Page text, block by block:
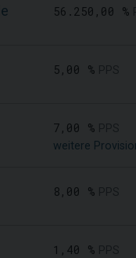
56.250,00 %
5,00 %
7,00 %
weitere
8,00 %
1,40 %